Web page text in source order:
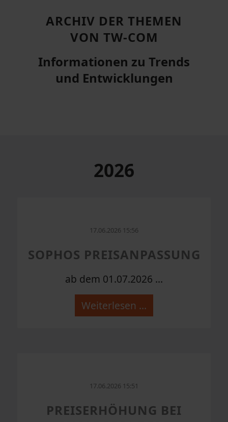
ARCHIV DER THEMEN
VON TW-COM
Informationen zu Trends
und Entwicklungen
2026
17.06.2026 15:56
SOPHOS PREISANPASSUNG
ab dem 01.07.2026 ...
Weiterlesen …
17.06.2026 15:51
PREISERHÖHUNG BEI